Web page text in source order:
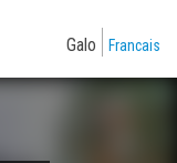
Galo Francais